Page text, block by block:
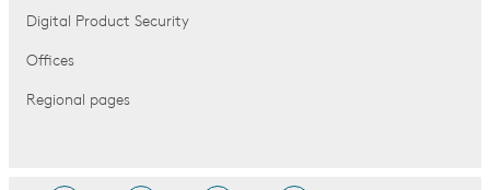
Digital Product Security
Offices
Regional pages